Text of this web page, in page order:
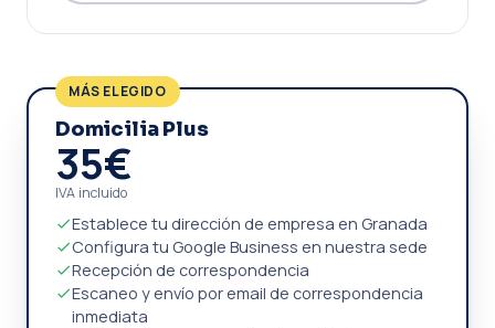
MÁS ELEGIDO
Domicilia Plus
35€
IVA incluido
Establece tu dirección de empresa en Granada
Configura tu Google Business en nuestra sede
Recepción de correspondencia
Escaneo y envío por email de correspondencia
inmediata